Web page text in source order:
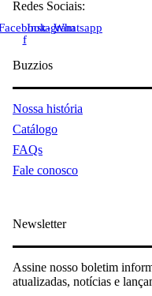
Redes Sociais:
f
InstagramWhatsapp
Buzzios
Nossa história
Catálogo
FAQs
Fale conosco
Newsletter
Assine nosso boletim
atualizadas, notícias e